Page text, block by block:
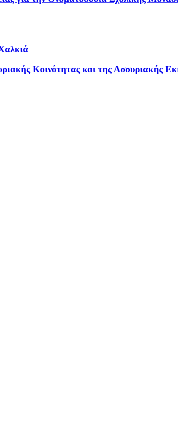
Κοινότητας και της Ασσυριακής